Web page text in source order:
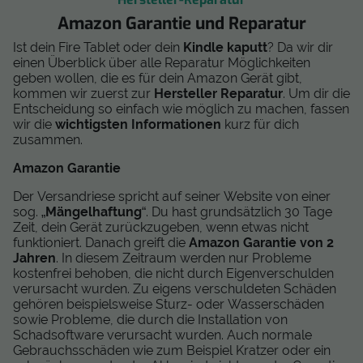
Amazon Garantie und Reparatur
Ist dein Fire Tablet oder dein Kindle kaputt? Da wir dir
einen Überblick über alle Reparatur Möglichkeiten
geben wollen, die es für dein Amazon Gerät gibt,
kommen wir zuerst zur Hersteller Reparatur. Um dir die
Entscheidung so einfach wie möglich zu machen, fassen
wir die wichtigsten Informationen kurz für dich
zusammen.
Amazon Garantie
Der Versandriese spricht auf seiner Website von einer
sog. „Mängelhaftung“. Du hast grundsätzlich 30 Tage
Zeit, dein Gerät zurückzugeben, wenn etwas nicht
funktioniert. Danach greift die Amazon Garantie von 2
Jahren. In diesem Zeitraum werden nur Probleme
kostenfrei behoben, die nicht durch Eigenverschulden
verursacht wurden. Zu eigens verschuldeten Schäden
gehören beispielsweise Sturz- oder Wasserschäden
sowie Probleme, die durch die Installation von
Schadsoftware verursacht wurden. Auch normale
Gebrauchsschäden wie zum Beispiel Kratzer oder ein